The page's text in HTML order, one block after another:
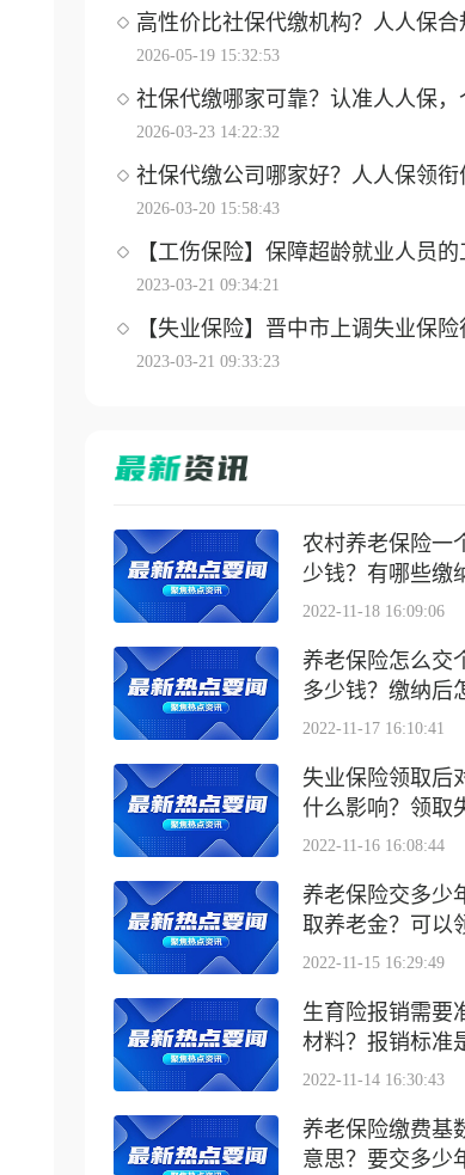
高性价比社保代缴机构？人人保合
2026-05-19 15:32:53
社保代缴哪家可靠？认准人人保，
2026-03-23 14:22:32
社保代缴公司哪家好？人人保领衔
2026-03-20 15:58:43
【工伤保险】保障超龄就业人员
2023-03-21 09:34:21
【失业保险】晋中市上调失业保
2023-03-21 09:33:23
农村养老保险一
少钱？有哪些缴
2022-11-18 16:09:06
养老保险怎么交
多少钱？缴纳后
2022-11-17 16:10:41
失业保险领取后
什么影响？领取
2022-11-16 16:08:44
养老保险交多少
取养老金？可以
2022-11-15 16:29:49
生育险报销需要
材料？报销标准
2022-11-14 16:30:43
养老保险缴费基
意思？要交多少